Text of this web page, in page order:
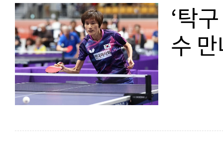
‘탁
수